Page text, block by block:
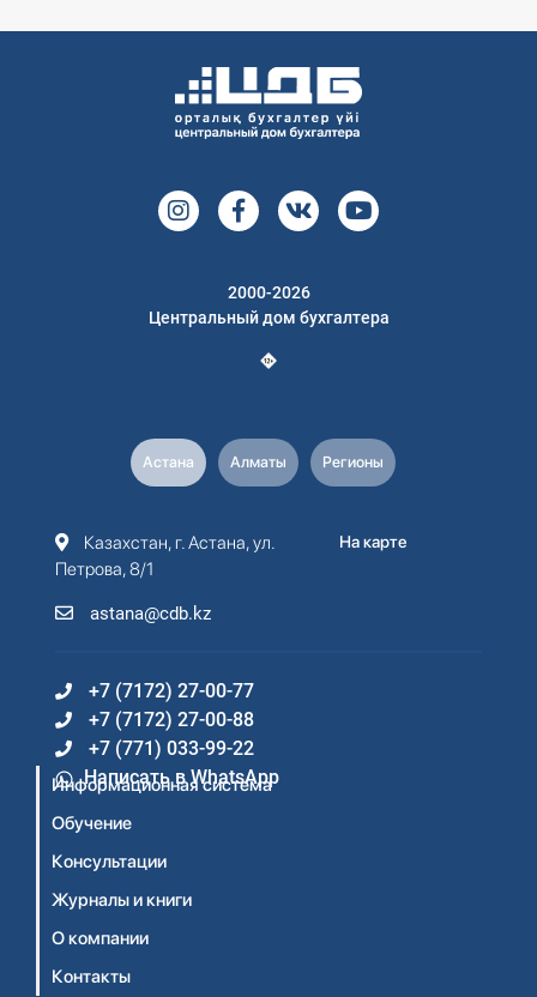
2000-2026
Центральный дом бухгалтера
Астана Алматы Регионы
Казахстан, г. Астана, ул.
Петрова, 8/1
astana@cdb.kz
На карте
+7 (7172) 27-00-77
+7 (7172) 27-00-88
+7 (771) 033-99-22
Написать в WhatsApp
Информационная система
Обучение
Консультации
Журналы и книги
О компании
Контакты